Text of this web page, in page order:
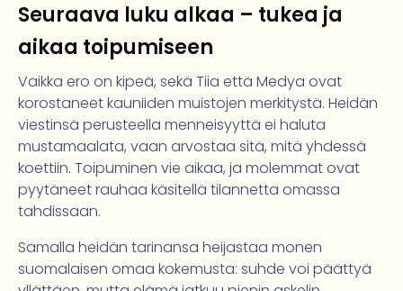
Seuraava luku alkaa – tukea ja
aikaa toipumiseen
Vaikka ero on kipeä, sekä Tiia että Medya ovat
korostaneet kauniiden muistojen merkitystä. Heidän
viestinsä perusteella menneisyyttä ei haluta
mustamaalata, vaan arvostaa sitä, mitä yhdessä
koettiin. Toipuminen vie aikaa, ja molemmat ovat
pyytäneet rauhaa käsitellä tilannetta omassa
tahdissaan.
Samalla heidän tarinansa heijastaa monen
suomalaisen omaa kokemusta: suhde voi päättyä